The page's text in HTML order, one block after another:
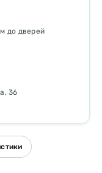
до дверей
36